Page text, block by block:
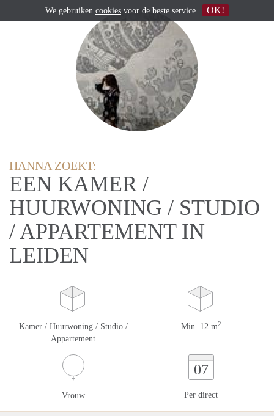
HANNA ZOEKT:
EEN KAMER /
HUURWONING / STUDIO
/ APPARTEMENT IN
LEIDEN
Kamer / Huurwoning / Studio /
Appartement
Min. 12 m2
Vrouw
07
Per direct
We gebruiken cookies voor de beste service OK!